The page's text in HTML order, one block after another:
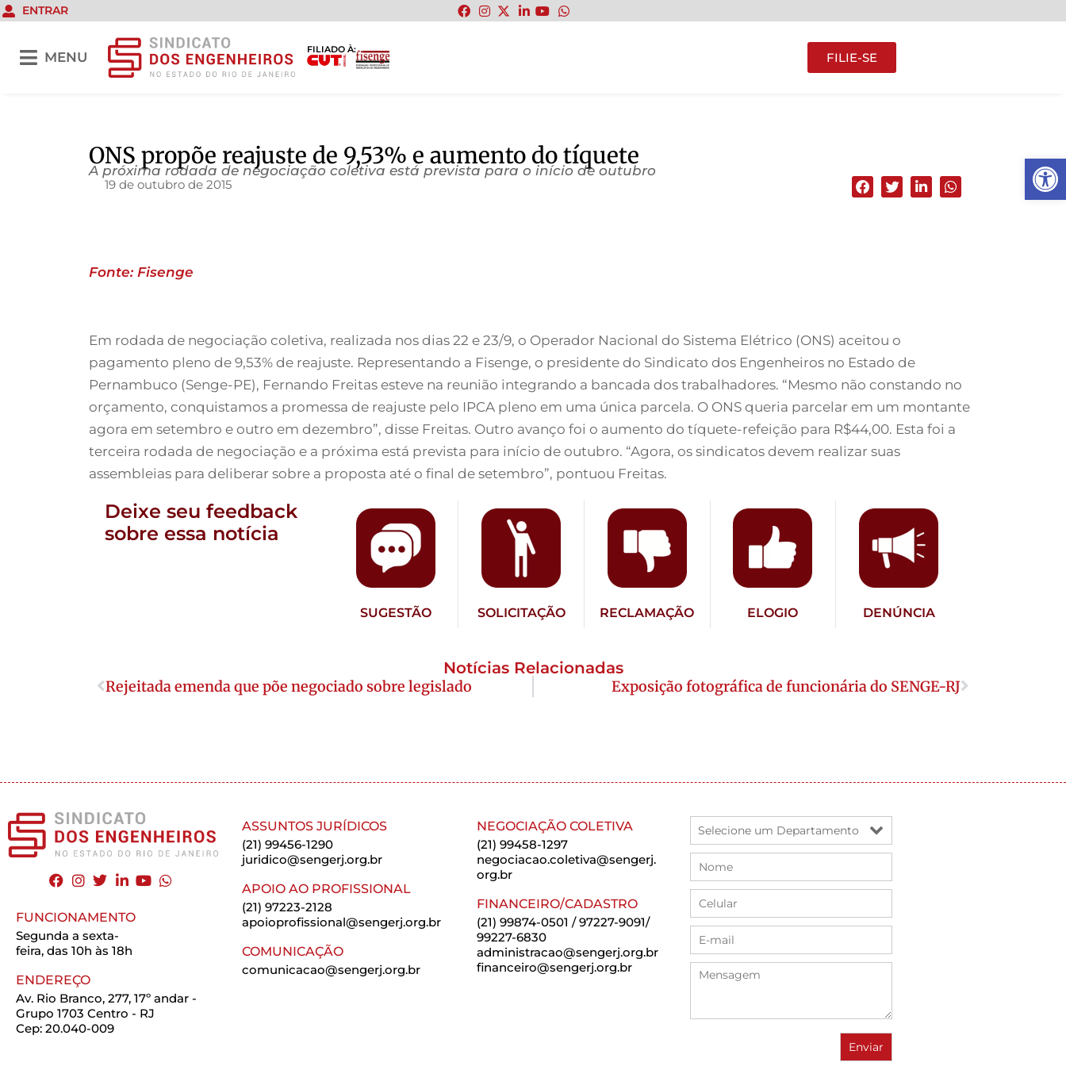
Abrir
ENTRAR
MENU
FILIADO À:
FILIE-SE
ONS propõe reajuste de 9,53% e aumento do tíquete
A próxima rodada de negociação coletiva está prevista para o início de outubro
19 de outubro de 2015
Fonte: Fisenge
Em rodada de negociação coletiva, realizada nos dias 22 e 23/9, o Operador Nacional do Sistema Elétrico (ONS) aceitou o
pagamento pleno de 9,53% de reajuste. Representando a Fisenge, o presidente do Sindicato dos Engenheiros no Estado de
Pernambuco (Senge-PE), Fernando Freitas esteve na reunião integrando a bancada dos trabalhadores. “Mesmo não constando no
orçamento, conquistamos a promessa de reajuste pelo IPCA pleno em uma única parcela. O ONS queria parcelar em um montante
agora em setembro e outro em dezembro”, disse Freitas. Outro avanço foi o aumento do tíquete-refeição para R$44,00. Esta foi a
terceira rodada de negociação e a próxima está prevista para início de outubro. “Agora, os sindicatos devem realizar suas
assembleias para deliberar sobre a proposta até o final de setembro”, pontuou Freitas.
Deixe seu feedback
sobre essa notícia
SUGESTÃO SOLICITAÇÃO RECLAMAÇÃO ELOGIO DENÚNCIA
Notícias Relacionadas
Rejeitada emenda que põe negociado sobre legislado Exposição fotográfica de funcionária do SENGE-RJ
FUNCIONAMENTO
Segunda a sexta-
feira, das 10h às 18h
ENDEREÇO
Av. Rio Branco, 277, 17º andar -
Grupo 1703 Centro - RJ
Cep: 20.040-009
ASSUNTOS JURÍDICOS
(21) 99456-1290
juridico@sengerj.org.br
APOIO AO PROFISSIONAL
(21) 97223-2128
apoioprofissional@sengerj.org.br
COMUNICAÇÃO
comunicacao@sengerj.org.br
NEGOCIAÇÃO COLETIVA
(21) 99458-1297
negociacao.coletiva@sengerj.
org.br
FINANCEIRO/CADASTRO
(21) 99874-0501 / 97227-9091/
99227-6830
administracao@sengerj.org.br
financeiro@sengerj.org.br